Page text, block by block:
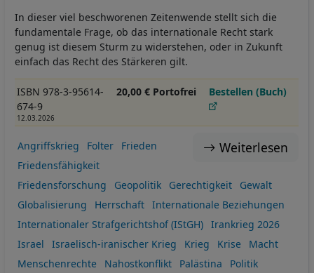
In dieser viel beschworenen Zeitenwende stellt sich die
fundamentale Frage, ob das internationale Recht stark
genug ist diesem Sturm zu widerstehen, oder in Zukunft
einfach das Recht des Stärkeren gilt.
ISBN 978-3-95614-
674-9
12.03.2026
20,00 € Portofrei Bestellen (Buch)
Weiterlesen
Angriffskrieg Folter
Frieden
Friedensfähigkeit
Friedensforschung
Geopolitik Gerechtigkeit
Gewalt
Globalisierung
Herrschaft
Internationale Beziehungen
Internationaler Strafgerichtshof (IStGH)
Irankrieg 2026
Israel
Israelisch-iranischer Krieg Krieg Krise
Macht
Menschenrechte
Nahostkonflikt Palästina
Politik